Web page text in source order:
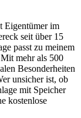
Eigentümer im
seit über 15
passt zu meinem
mehr als 500
Besonderheiten
unsicher ist, ob
mit Speicher
kostenlose